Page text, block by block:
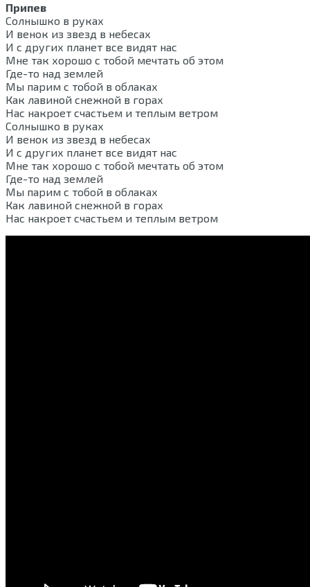
Припев
Солнышко в руках
И венок из звезд в небесах
И с других планет все видят нас
Мне так хорошо с тобой мечтать об этом
Где-то над землей
Мы парим с тобой в облаках
Как лавиной снежной в горах
Нас накроет счастьем и теплым ветром
Солнышко в руках
И венок из звезд в небесах
И с других планет все видят нас
Мне так хорошо с тобой мечтать об этом
Где-то над землей
Мы парим с тобой в облаках
Как лавиной снежной в горах
Нас накроет счастьем и теплым ветром